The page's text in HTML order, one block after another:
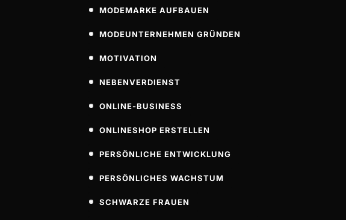
MODEMARKE AUFBAUEN
MODEUNTERNEHMEN GRÜNDEN
MOTIVATION
NEBENVERDIENST
ONLINE-BUSINESS
ONLINESHOP ERSTELLEN
PERSÖNLICHE ENTWICKLUNG
PERSÖNLICHES WACHSTUM
SCHWARZE FRAUEN